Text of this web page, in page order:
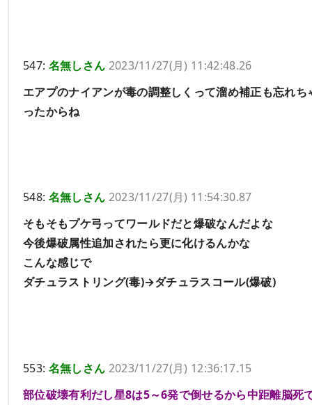
547: 名無しさん 2023/11/27(月) 11:42:48.26
エアプのナイアンが毒の調整しくって溜め補正も忘れち
ったからね
548: 名無しさん 2023/11/27(月) 11:54:30.87
そもそもプケ弓ってワールドだと爆破なんだよな
今後爆破属性追加されたら更に化けるんかな
こんな感じで
ダチュラストリング(毒)→ダチュラスコール(爆破)
553: 名無しさん 2023/11/27(月) 12:36:17.15
部位破壊有利だし星8は5～6発で倒せるから中距離脳死